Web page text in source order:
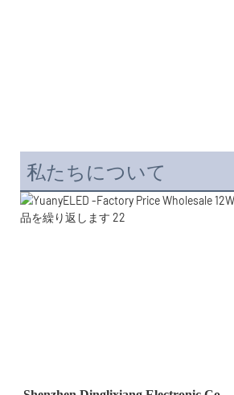
私たちについて